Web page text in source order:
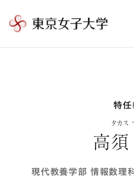
東
特任
タカス
高
現代教養学部 情報数理